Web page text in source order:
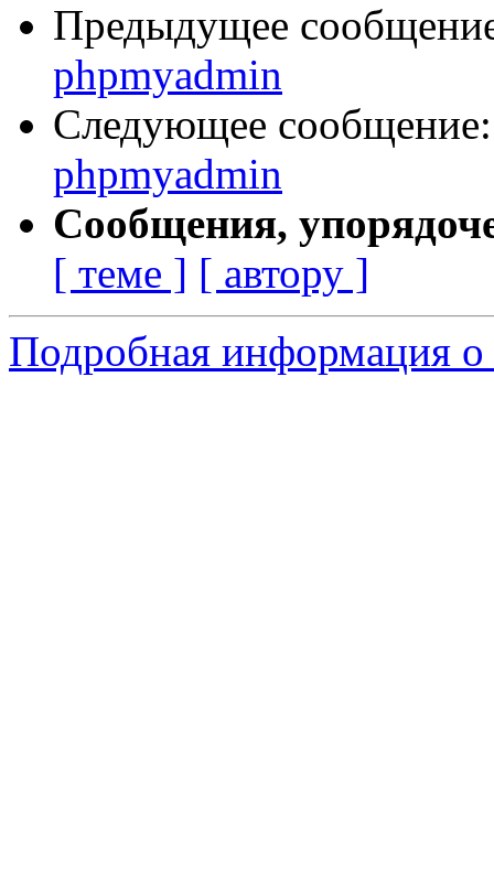
Предыдущее
phpmyadmin
Следующее
phpmyadmin
Сообщения,
[ теме ] [ автору ]
Подробная информация